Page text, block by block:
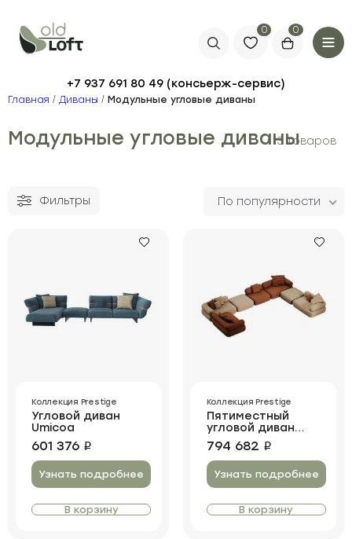
+7 937 691 80 49
0
Главная / Диваны / Модульные угловые диваны
Модульные угловые диваны/ 13 товаров
По популярности
Фильтры
Угловой диван
Umicoa
Коллекция Prestige
601 376 i
Узнать подробнее
В корзину
Пятиместный
угловой диван
Dwain
Коллекция Prestige
794 682 i
Узнать подробнее
В корзину